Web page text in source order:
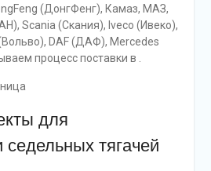
(ДонгФенг), Камаз, МАЗ,
Scania (Скания), Iveco (Ивеко),
DAF (ДАФ), Mercedes
процесс поставки в .
для
тягачей